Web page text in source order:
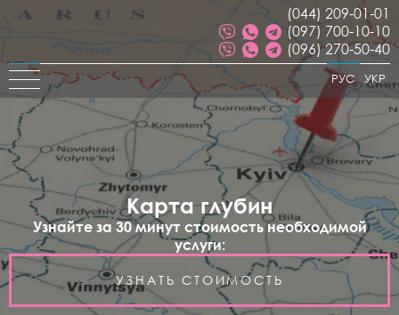
(044) 209-01-01
(097) 700-10-10
(096) 270-50-40
УКР
РУС
Карта глубин
Узнайте за 30 минут стоимость необходимой
услуги:
УЗНАТЬ СТОИМОСТЬ